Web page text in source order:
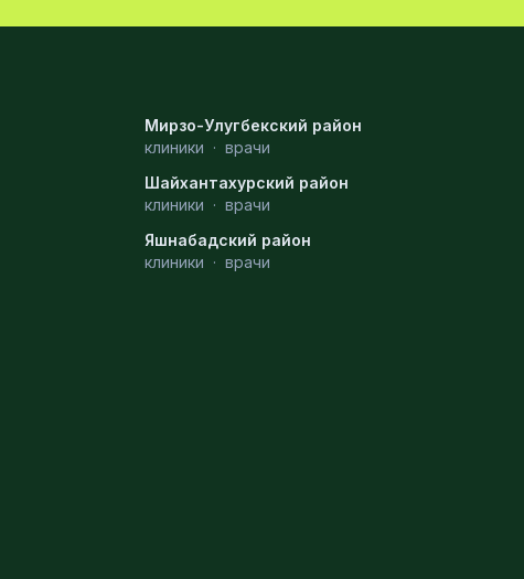
Мирзо-Улугбекский район
клиники · врачи
Шайхантахурский район
клиники · врачи
Яшнабадский район
клиники · врачи